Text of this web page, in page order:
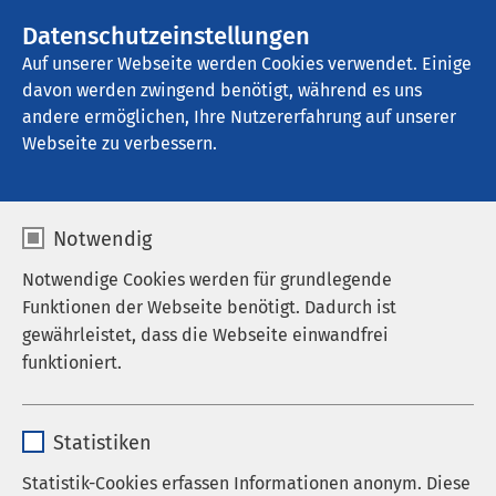
Datenschutzeinstellungen
Auf unserer Webseite werden Cookies verwendet. Einige
davon werden zwingend benötigt, während es uns
andere ermöglichen, Ihre Nutzererfahrung auf unserer
Webseite zu verbessern.
Notwendig
Notwendige Cookies werden für grundlegende
Funktionen der Webseite benötigt. Dadurch ist
gewährleistet, dass die Webseite einwandfrei
funktioniert.
Anbieter sgalinski
Statistiken
Statistik-Cookies erfassen Informationen anonym. Diese
AMEOS Klinikum Bernburg
Alterstraumatologisches
Zentrum
Da bei älteren Menschen vermehrt
Begleiterkrankungen zusätzlich zum akuten
Einzelfall zu berücksichtigen sind, legt das
Alterstraumatologische Zentrum (ATZ) besonderen
Wert auf eine interdisziplinäre Vernetzung der